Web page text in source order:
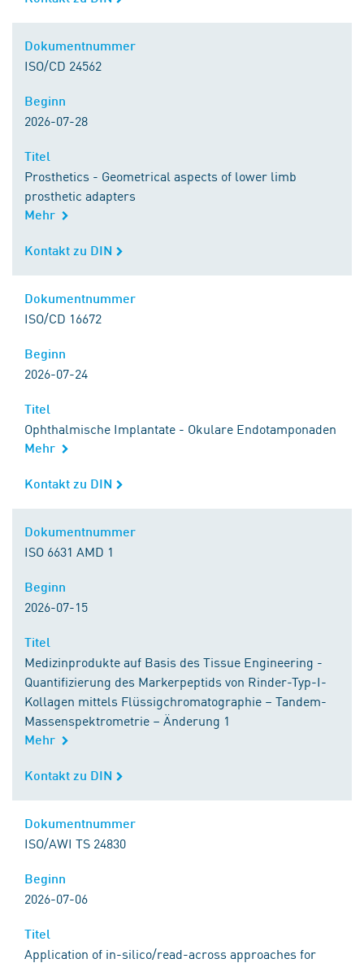
Dokumentnummer
ISO/CD 24562
Beginn
2026-07-28
Titel
Prosthetics - Geometrical aspects of lower limb
prosthetic adapters
Mehr
Kontakt zu DIN
Kontakt zu DIN
Dokumentnummer
ISO/CD 16672
Beginn
2026-07-24
Titel
Ophthalmische Implantate - Okulare Endotamponaden
Mehr
Kontakt zu DIN
Kontakt zu DIN
Dokumentnummer
ISO 6631 AMD 1
Beginn
2026-07-15
Titel
Medizinprodukte auf Basis des Tissue Engineering -
Quantifizierung des Markerpeptids von Rinder-Typ-I-
Kollagen mittels Flüssigchromatographie – Tandem-
Massenspektrometrie – Änderung 1
Mehr
Kontakt zu DIN
Kontakt zu DIN
Dokumentnummer
ISO/AWI TS 24830
Beginn
2026-07-06
Titel
Application of in-silico/read-across approaches for